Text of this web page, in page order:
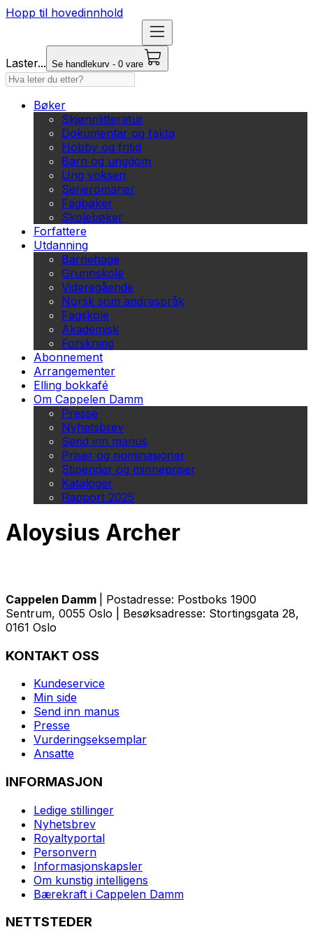
Hopp til hovedinnhold
Laster... Se handlekurv - 0 vare
Bøker
Skjønnlitteratur
Dokumentar og fakta
Hobby og fritid
Barn og ungdom
Ung voksen
Serieromaner
Fagbøker
Skolebøker
Forfattere
Utdanning
Barnehage
Grunnskole
Videregående
Norsk som andrespråk
Fagskole
Akademisk
Forskning
Abonnement
Arrangementer
Elling bokkafé
Om Cappelen Damm
Presse
Nyhetsbrev
Send inn manus
Priser og nominasjoner
Stipender og minnepriser
Kataloger
Rapport 2025
Aloysius Archer
Cappelen Damm
| Postadresse: Postboks 1900
Sentrum, 0055 Oslo | Besøksadresse: Stortingsgata 28,
0161 Oslo
KONTAKT OSS
Kundeservice
Min side
Send inn manus
Presse
Vurderingseksemplar
Ansatte
INFORMASJON
Ledige stillinger
Nyhetsbrev
Royaltyportal
Personvern
Informasjonskapsler
Om kunstig intelligens
Bærekraft i Cappelen Damm
NETTSTEDER